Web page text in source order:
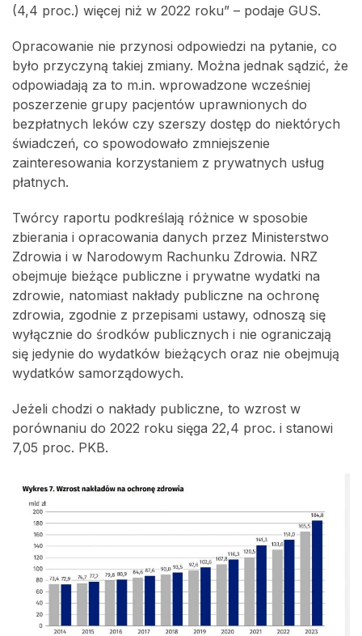
(4,4 proc.) więcej niż w 2022 roku” – podaje GUS.
Opracowanie nie przynosi odpowiedzi na pytanie, co
było przyczyną takiej zmiany. Można jednak sądzić, że
odpowiadają za to m.in. wprowadzone wcześniej
poszerzenie grupy pacjentów uprawnionych do
bezpłatnych leków czy szerszy dostęp do niektórych
świadczeń, co spowodowało zmniejszenie
zainteresowania korzystaniem z prywatnych usług
płatnych.
Twórcy raportu podkreślają różnice w sposobie
zbierania i opracowania danych przez Ministerstwo
Zdrowia i w Narodowym Rachunku Zdrowia. NRZ
obejmuje bieżące publiczne i prywatne wydatki na
zdrowie, natomiast nakłady publiczne na ochronę
zdrowia, zgodnie z przepisami ustawy, odnoszą się
wyłącznie do środków publicznych i nie ograniczają
się jedynie do wydatków bieżących oraz nie obejmują
wydatków samorządowych.
Jeżeli chodzi o nakłady publiczne, to wzrost w
porównaniu do 2022 roku sięga 22,4 proc. i stanowi
7,05 proc. PKB.